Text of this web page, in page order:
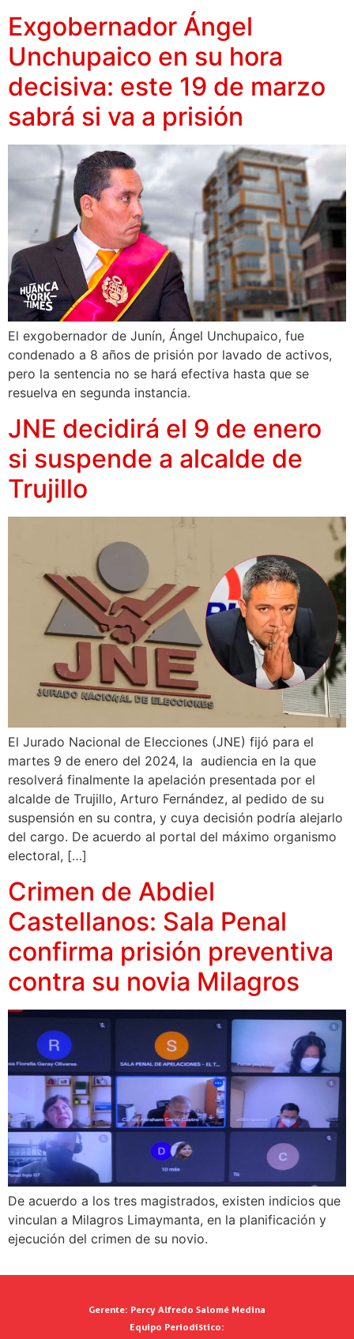
Exgobernador Ángel
Unchupaico en su hora
decisiva: este 19 de marzo
sabrá si va a prisión
El exgobernador de Junín, Ángel Unchupaico, fue
condenado a 8 años de prisión por lavado de activos,
pero la sentencia no se hará efectiva hasta que se
resuelva en segunda instancia.
JNE decidirá el 9 de enero
si suspende a alcalde de
Trujillo
El Jurado Nacional de Elecciones (JNE) fijó para el
martes 9 de enero del 2024, la audiencia en la que
resolverá finalmente la apelación presentada por el
alcalde de Trujillo, Arturo Fernández, al pedido de su
suspensión en su contra, y cuya decisión podría alejarlo
del cargo. De acuerdo al portal del máximo organismo
electoral, […]
Crimen de Abdiel
Castellanos: Sala Penal
confirma prisión preventiva
contra su novia Milagros
De acuerdo a los tres magistrados, existen indicios que
vinculan a Milagros Limaymanta, en la planificación y
ejecución del crimen de su novio.
Gerente: Percy Alfredo Salomé Medina
Equipo Periodístico: